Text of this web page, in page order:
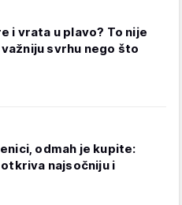
i vrata u plavo? To nije
svrhu nego što
odmah je kupite:
najsočniju i